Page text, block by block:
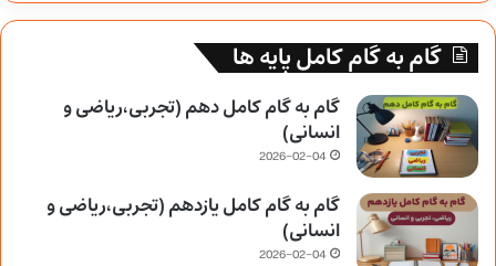
گام به گام کامل پایه ها
گام به گام کامل دهم (تجربی،ریاضی و
انسانی)
2026-02-04
گام به گام کامل یازدهم (تجربی،ریاضی و
انسانی)
2026-02-04